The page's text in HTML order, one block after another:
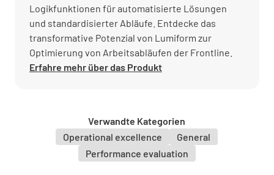
Logikfunktionen für automatisierte Lösungen
und standardisierter Abläufe. Entdecke das
transformative Potenzial von Lumiform zur
Optimierung von Arbeitsabläufen der Frontline.
Erfahre mehr über das Produkt
Verwandte Kategorien
Operational excellence
General
Performance evaluation